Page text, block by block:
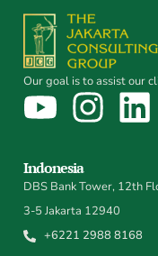
Our goal is to assist our
Indonesia
DBS Bank Tower, 12th
3-5 Jakarta 12940
+6221 2988 8168